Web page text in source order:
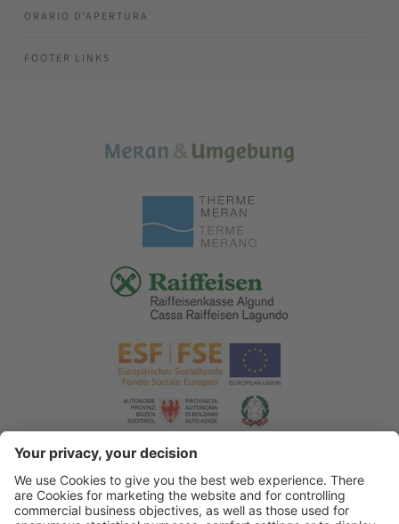
ORARIO D'APERTURA
FOOTER LINKS
© 2026 Associazione Turistica di Lagundo . Credits .